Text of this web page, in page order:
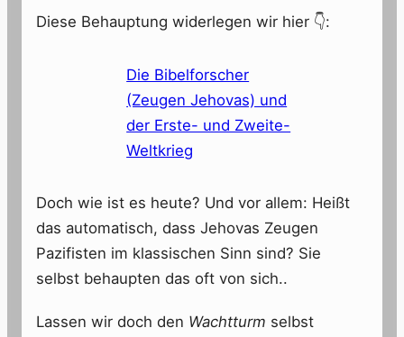
Diese Behauptung widerlegen wir hier 👇:
Die Bibelforscher
(Zeugen Jehovas) und
der Erste- und Zweite-
Weltkrieg
Doch wie ist es heute? Und vor allem: Heißt
das automatisch, dass Jehovas Zeugen
Pazifisten im klassischen Sinn sind? Sie
selbst behaupten das oft von sich..
Lassen wir doch den Wachtturm selbst